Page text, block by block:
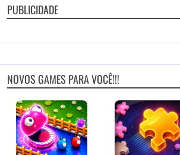
PUBLICIDADE
NOVOS GAMES PARA VOCÊ!!!